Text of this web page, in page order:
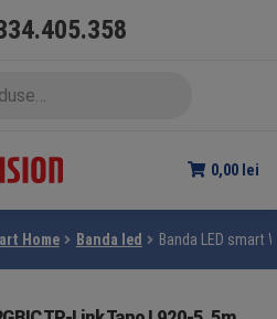
0,00 lei
Home Banda led Banda LED smart